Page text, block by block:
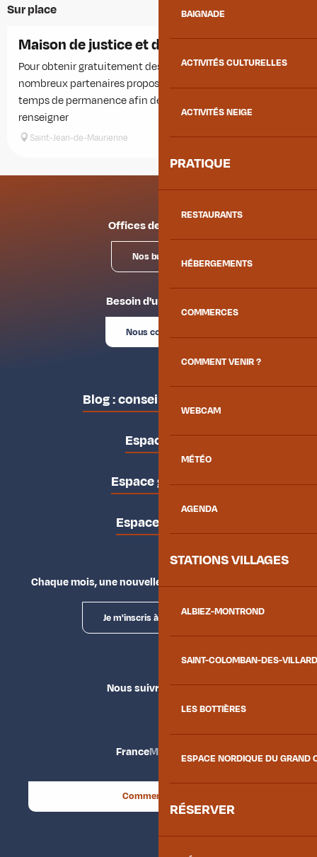
BAIGNADE
ACTIVITÉS CULTURELLES
ACTIVITÉS NEIGE
PRATIQUE
RESTAURANTS
HÉBERGEMENTS
COMMERCES
COMMENT VENIR ?
WEBCAM
MÉTÉO
AGENDA
STATIONS VILLAGES
ALBIEZ-MONTROND
SAINT-COLOMBAN-DES-
LES BOTTIÈRES
ESPACE NORDIQUE DU GRAND
RÉSERVER
Sur place
Maison de justice et du droit
Pour obtenir gratuitement des réponses à vos questions, de
nombreux partenaires proposent, sur rendez-vous, des
temps de permanence afin de vous guider et de vous
renseigner
Saint-Jean-de-Maurienne
Offices de tourisme
Nos bureaux
Besoin d'un conseil ?
Nous contacter
Blog : conseils des locaux
Espace pro
Espace groupes
Espace presse
Chaque mois, une nouvelle façon d'explorer la vallée.
Je m'inscris à la newsletter
Nous suivre
FranceMaurienne
Comment venir ?